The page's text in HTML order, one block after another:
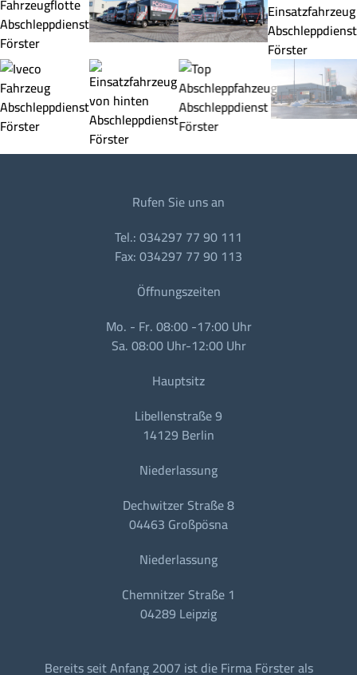
Rufen Sie uns an
Tel.: 034297 77 90 111
Fax: 034297 77 90 113
Öffnungszeiten
Mo. - Fr. 08:00 -17:00 Uhr
Sa. 08:00 Uhr-12:00 Uhr
Hauptsitz
Libellenstraße 9
14129 Berlin
Niederlassung
Dechwitzer Straße 8
04463 Großpösna
Niederlassung
Chemnitzer Straße 1
04289 Leipzig
Bereits seit Anfang 2007 ist die Firma Förster als